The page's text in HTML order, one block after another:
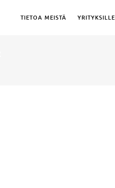
TIETOA MEISTÄ YRITYKSILLE